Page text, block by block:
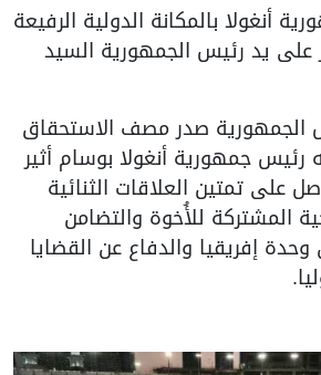
أنغولا بالمكانة الدولية الرفيعة
على يد رئيس الجمهورية السيد
الجمهورية صدر مصف الاستحقاق
جمهورية أنغولا بوسام أثير
على تمتين العلاقات الثنائية
المشتركة للأُخوة والتضامن
إفريقيا والدفاع عن القضايا